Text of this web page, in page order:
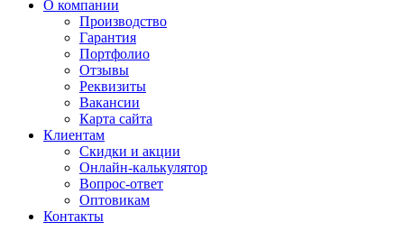
О компании
Производство
Гарантия
Портфолио
Отзывы
Реквизиты
Вакансии
Карта сайта
Клиентам
Скидки и акции
Онлайн-калькулятор
Вопрос-ответ
Оптовикам
Контакты